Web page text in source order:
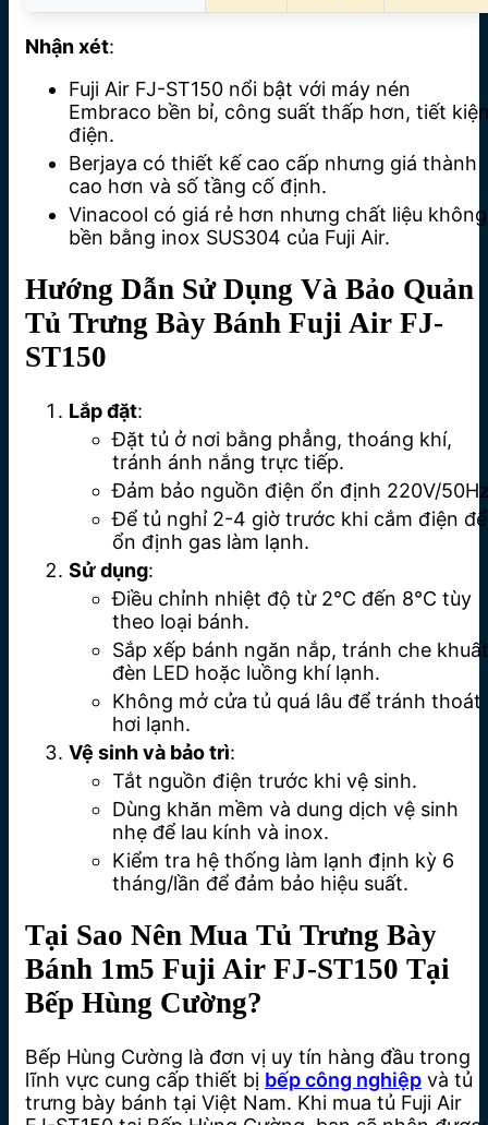
Nhận xét:
Fuji Air FJ-ST150 nổi bật với máy nén
Embraco bền bỉ, công suất thấp hơn, tiết
điện.
Berjaya có thiết kế cao cấp nhưng giá thành
cao hơn và số tầng cố định.
Vinacool có giá rẻ hơn nhưng chất liệu không
bền bằng inox SUS304 của Fuji Air.
Hướng Dẫn Sử Dụng Và Bảo Quản
Tủ Trưng Bày Bánh Fuji Air FJ-
ST150
Lắp đặt:
Đặt tủ ở nơi bằng phẳng, thoáng khí,
tránh ánh nắng trực tiếp.
Đảm bảo nguồn điện ổn định 220V/
Để tủ nghỉ 2-4 giờ trước khi cắm điện để
ổn định gas làm lạnh.
Sử dụng:
Điều chỉnh nhiệt độ từ 2°C đến 8°C tùy
theo loại bánh.
Sắp xếp bánh ngăn nắp, tránh che khuất
đèn LED hoặc luồng khí lạnh.
Không mở cửa tủ quá lâu để tránh thoát
hơi lạnh.
Vệ sinh và bảo trì:
Tắt nguồn điện trước khi vệ sinh.
Dùng khăn mềm và dung dịch vệ sinh
nhẹ để lau kính và inox.
Kiểm tra hệ thống làm lạnh định kỳ 6
tháng/lần để đảm bảo hiệu suất.
Tại Sao Nên Mua Tủ Trưng Bày
Bánh 1m5 Fuji Air FJ-ST150 Tại
Bếp Hùng Cường?
Bếp Hùng Cường là đơn vị uy tín hàng đầu trong
lĩnh vực cung cấp thiết bị bếp công nghiệp và tủ
trưng bày bánh tại Việt Nam. Khi mua tủ Fuji Air